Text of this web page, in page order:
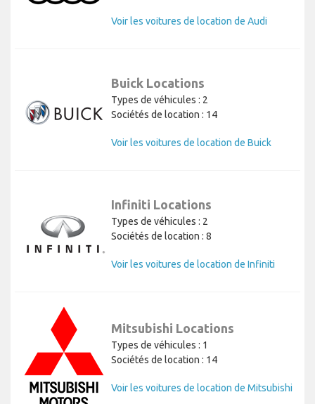
Voir les voitures de location de Audi
Buick Locations
Types de véhicules : 2
Sociétés de location : 14
Voir les voitures de location de Buick
Infiniti Locations
Types de véhicules : 2
Sociétés de location : 8
Voir les voitures de location de Infiniti
Mitsubishi Locations
Types de véhicules : 1
Sociétés de location : 14
Voir les voitures de location de Mitsubishi